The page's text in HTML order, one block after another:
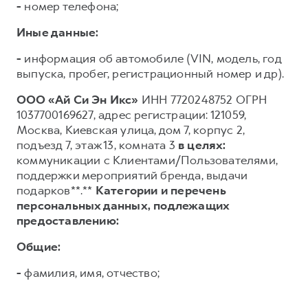
- номер телефона;
Иные данные:
- информация об автомобиле (VIN, модель, год
выпуска, пробег, регистрационный номер и др).
ООО «Ай Си Эн Икс» ИНН 7720248752 ОГРН
1037700169627, адрес регистрации: 121059,
Москва, Киевская улица, дом 7, корпус 2,
подъезд 7, этаж 13, комната 3 в целях:
коммуникации с Клиентами/Пользователями,
поддержки мероприятий бренда, выдачи
подарков**.** Категории и перечень
персональных данных, подлежащих
предоставлению:
Общие:
- фамилия, имя, отчество;